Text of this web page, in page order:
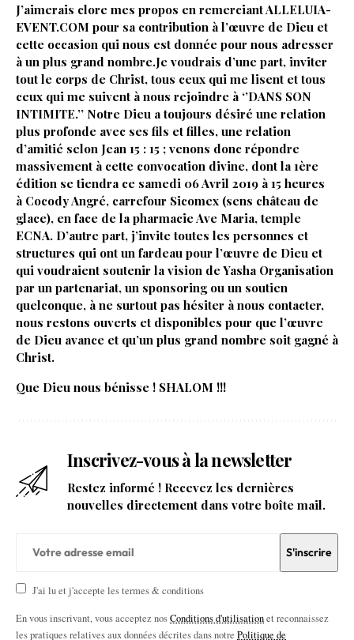
J’aimerais clore mes propos en remerciant ALLELUIA-
EVENT.COM pour sa contribution à l’œuvre de Dieu et
cette occasion qui nous est donnée pour nous adresser
à un plus grand nombre.Je voudrais d’une part, inviter
tout le corps de Christ, tous ceux qui me lisent et tous
ceux qui me suivent à nous rejoindre à ‘’DANS SON
INTIMITE.’’ Notre Dieu a toujours désiré une relation
plus profonde avec ses fils et filles, une relation
d’amitié selon Jean 15 : 15 ; venons donc répondre
massivement à cette convocation divine, dont la 1ère
édition se tiendra ce samedi 06 Avril 2019 à 15 heures
à Cocody Angré, carrefour Sicomex (sens château de
glace), en face de la pharmacie Ave Maria, temple
ECNA. D’autre part, j’invite toutes les personnes et
structures qui ont un fardeau pour l’œuvre de Dieu et
qui voudraient soutenir la vision de Yasha Organisation
par un partenariat, un sponsoring ou un soutien
quelconque, à ne surtout pas hésiter à nous contacter,
nous restons ouverts et disponibles pour que l’œuvre
de Dieu avance et qu’un plus grand nombre soit gagné à
Christ.
Que Dieu nous bénisse ! SHALOM !!!
Inscrivez-vous à la newsletter
Restez informé ! Recevez les dernières
nouvelles directement dans votre boîte mail.
J'ai lu et j'accepte les termes & conditions
En vous inscrivant, vous acceptez nosConditions d'utilisationet reconnaissez
les pratiques relatives aux données décrites dans notre Politique de